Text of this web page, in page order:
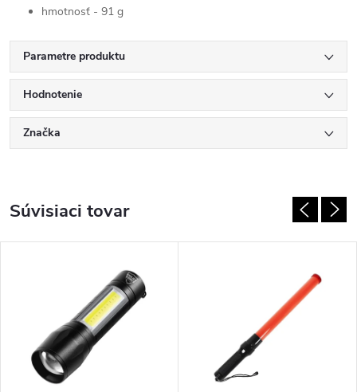
hmotnosť - 91 g
Parametre produktu
Hodnotenie
Značka
Súvisiaci tovar